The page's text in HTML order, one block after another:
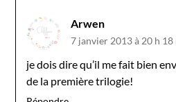
Arwen
7 janvier 2013 à 20 h 18
je dois dire qu’il me fait bien
de la première trilogie!